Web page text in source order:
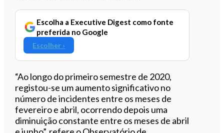
Escolha a Executive Digest como fonte
preferida no Google
Escolher ›
“Ao longo do primeiro semestre de 2020,
registou-se um aumento significativo no
número de incidentes entre os meses de
fevereiro e abril, ocorrendo depois uma
diminuição constante entre os meses de abril